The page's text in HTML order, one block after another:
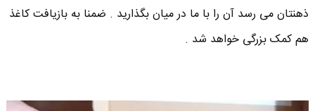
ذهنتان می رسد آن را با ما در میان بگذارید . ضمنا به بازیافت کاغذ
هم کمک بزرگی خواهد شد .